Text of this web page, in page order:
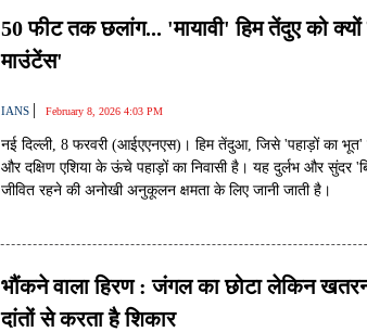
50 फीट तक छलांग... 'मायावी' हिम तेंदुए को
माउंटेंस'
IANS | February 8, 2026 4:03 PM
नई दिल्ली, 8 फरवरी (आईएएनएस)। हिम तेंदुआ, जिसे 'पहाड़ों का
और दक्षिण एशिया के ऊंचे पहाड़ों का निवासी है। यह दुर्लभ और सुंदर
जीवित रहने की अनोखी अनुकूलन क्षमता के लिए जानी जाती है।
भौंकने वाला हिरण : जंगल का छोटा लेकिन
दांतों से करता है शिकार